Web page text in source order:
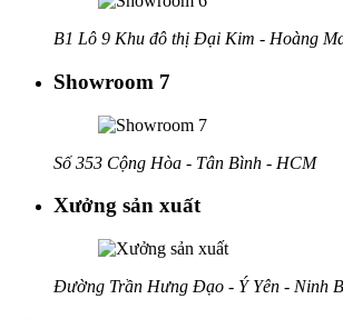
B1 Lô 9 Khu đô thị Đại Kim - Hoàng
Showroom 7
Số 353 Cộng Hòa - Tân Bình - HCM
Xưởng sản xuất
Đường Trần Hưng Đạo - Ý Yên - Ninh